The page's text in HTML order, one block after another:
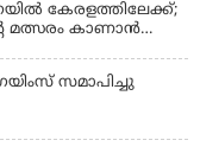
കേരളത്തിലേക്ക്;
മത്സരം കാണാൻ
സമാപിച്ചു